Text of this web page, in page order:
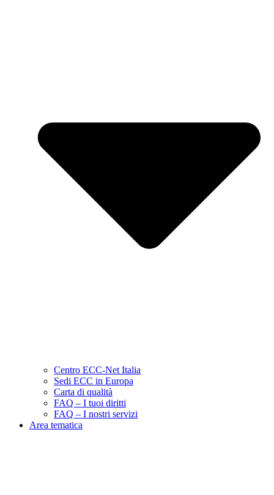
Centro ECC-Net Italia
Sedi ECC in Europa
Carta di qualità
FAQ – I tuoi diritti
FAQ – I nostri servizi
Area tematica